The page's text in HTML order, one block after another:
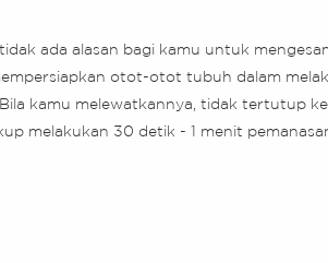
ada alasan bagi kamu untuk
otot-otot tubuh dalam
kamu melewatkannya, tidak tertutup
melakukan 30 detik - 1 menit